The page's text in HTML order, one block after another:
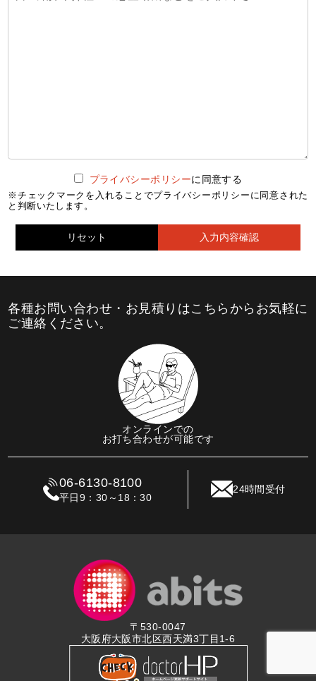
プライバシーポリシーに同意する
※チェックマークを入れることでプライバシーポリシーに同意された
と判断いたします。
各種お問い合わせ・お見積りはこちらからお気軽に
ご連絡ください。
オンラインでの
お打ち合わせが可能です
06-6130-8100
平日9：30～18：30
24時間受付
〒530-0047
大阪府大阪市北区西天満3丁目1-6